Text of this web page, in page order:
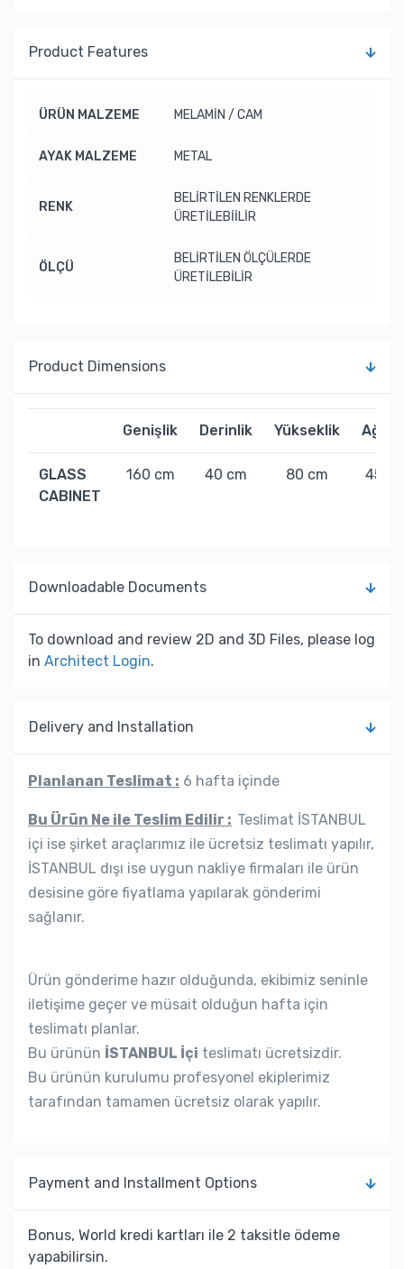
Product Features
ÜRÜN MALZEME MELAMİN / CAM
AYAK MALZEME METAL
RENK
BELİRTİLEN RENKLERDE
ÜRETİLEBİİLİR
ÖLÇÜ
BELİRTİLEN ÖLÇÜLERDE
ÜRETİLEBİLİR
Product Dimensions
Genişlik Derinlik Yükseklik
GLASS
CABINET
160 cm 40 cm 80 cm 45 kg
Downloadable Documents
To download and review 2D and 3D Files, please log
in Architect Login.
Delivery and Installation
Planlanan Teslimat : 6 hafta içinde
Bu Ürün Ne ile Teslim Edilir : Teslimat İSTANBUL
içi ise şirket araçlarımız ile ücretsiz teslimatı yapılır,
İSTANBUL dışı ise uygun nakliye firmaları ile ürün
desisine göre fiyatlama yapılarak gönderimi
sağlanır.
Ürün gönderime hazır olduğunda, ekibimiz seninle
iletişime geçer ve müsait olduğun hafta için
teslimatı planlar.
Bu ürünün İSTANBUL İçi teslimatı ücretsizdir.
Bu ürünün kurulumu profesyonel ekiplerimiz
tarafından tamamen ücretsiz olarak yapılır.
Payment and Installment Options
Bonus, World kredi kartları ile 2 taksitle ödeme
yapabilirsin.